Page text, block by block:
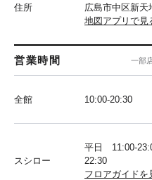
住所
広島市中区新天
地図アプリで見
営業時間 一部
全館 10:00-20:30
スシロー
平日 11:00-
22:30
フロアガイドを